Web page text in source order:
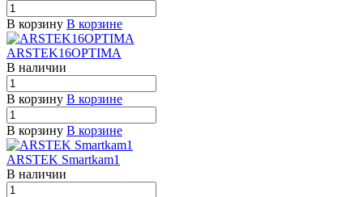
В корзину В корзине
ARSTEK16OPTIMA
В наличии
В корзину В корзине
В корзину В корзине
ARSTEK Smartkam1
В наличии